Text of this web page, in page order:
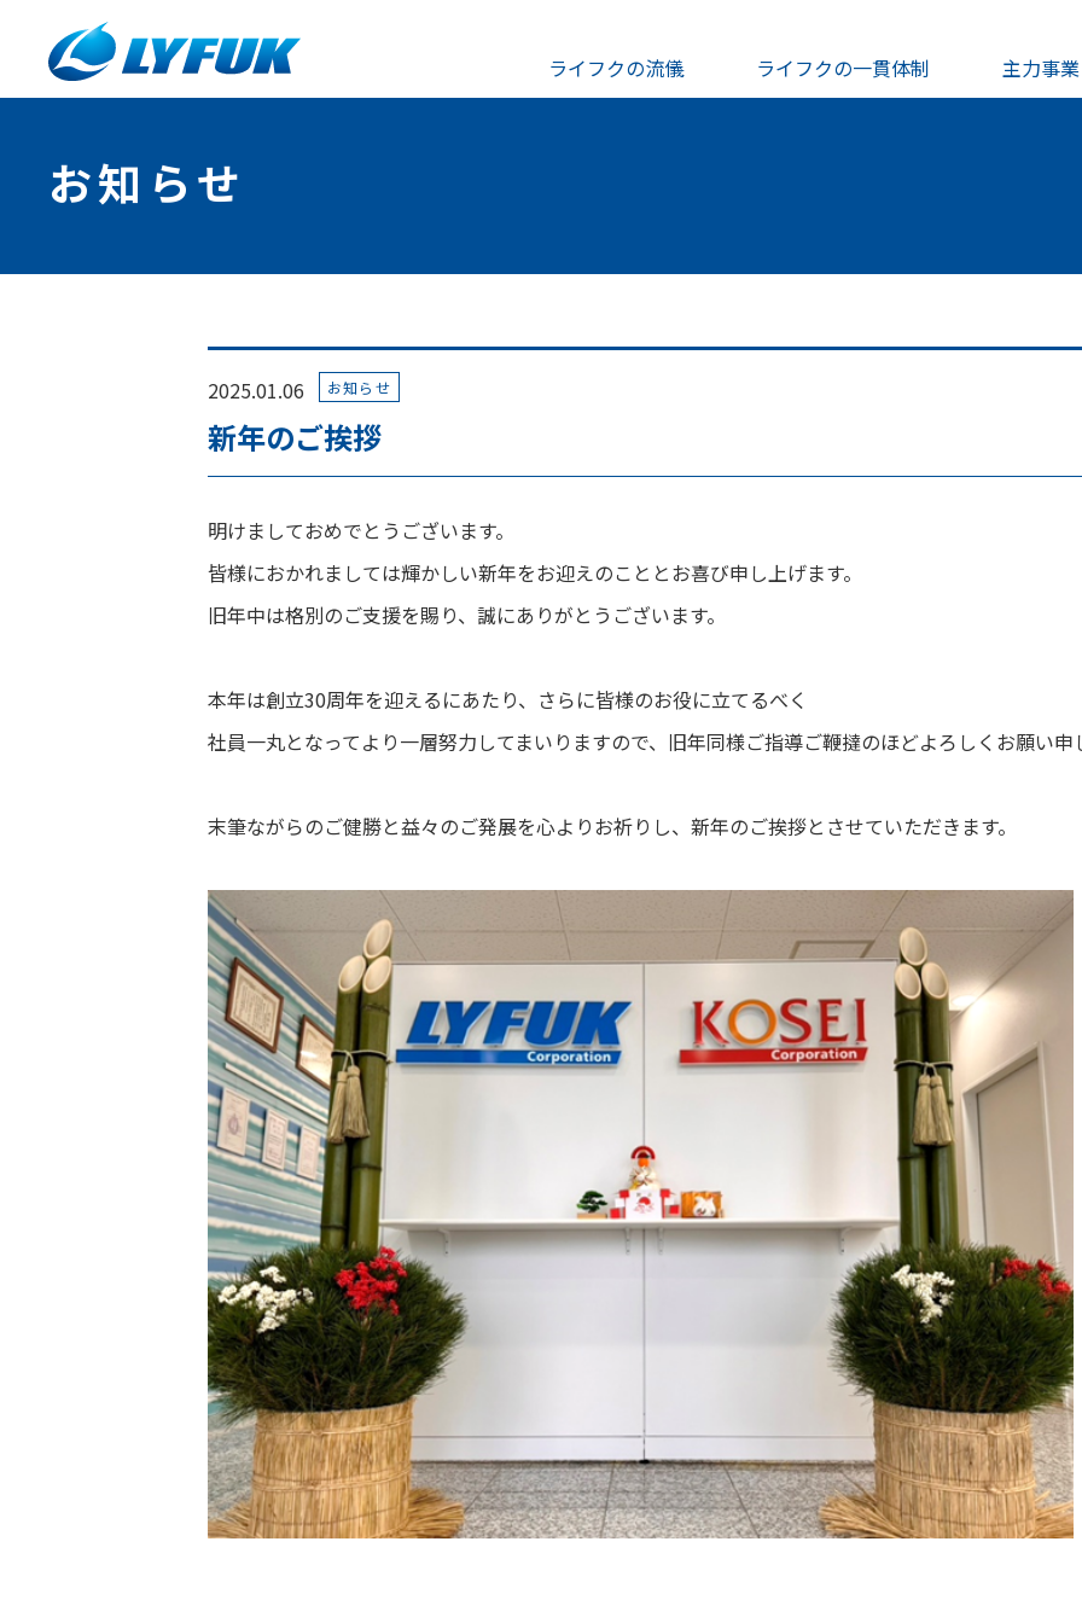
ライフクの流儀 ライフクの一貫体制 主力事
お知らせ
2025.01.06 お知らせ
新年のご挨拶
明けましておめでとうございます。
皆様におかれましては輝かしい新年をお迎えのこととお喜び申し上げます。
旧年中は格別のご支援を賜り、誠にありがとうございます。
本年は創立30周年を迎えるにあたり、さらに皆様のお役に立てるべく
社員一丸となってより一層努力してまいりますので、旧年同様ご指導ご鞭撻のほどよろしくお願い申
末筆ながらのご健勝と益々のご発展を心よりお祈りし、新年のご挨拶とさせていただきます。